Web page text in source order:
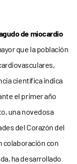
de miocardio
que la población
científica indica
el primer año
una novedosa
del Corazón del
colaboración con
ha desarrollado